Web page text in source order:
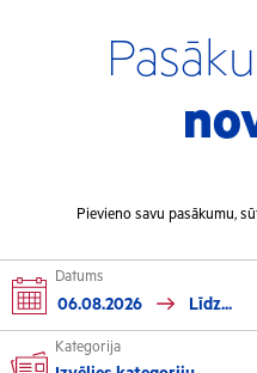
Pievieno savu pasākumu,
Datums
Kategorija